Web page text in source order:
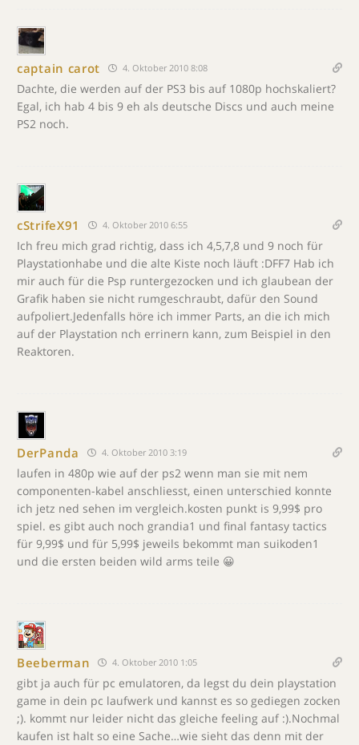
captain carot 4. Oktober 2010 8:08
Dachte, die werden auf der PS3 bis auf 1080p hochskaliert?
Egal, ich hab 4 bis 9 eh als deutsche Discs und auch meine
PS2 noch.
cStrifeX91 4. Oktober 2010 6:55
Ich freu mich grad richtig, dass ich 4,5,7,8 und 9 noch für
Playstationhabe und die alte Kiste noch läuft :DFF7 Hab ich
mir auch für die Psp runtergezocken und ich glaubean der
Grafik haben sie nicht rumgeschraubt, dafür den Sound
aufpoliert.Jedenfalls höre ich immer Parts, an die ich mich
auf der Playstation nch errinern kann, zum Beispiel in den
Reaktoren.
DerPanda 4. Oktober 2010 3:19
laufen in 480p wie auf der ps2 wenn man sie mit nem
componenten-kabel anschliesst, einen unterschied konnte
ich jetz ned sehen im vergleich.kosten punkt is 9,99$ pro
spiel. es gibt auch noch grandia1 und final fantasy tactics
für 9,99$ und für 5,99$ jeweils bekommt man suikoden1
und die ersten beiden wild arms teile 😀
Beeberman 4. Oktober 2010 1:05
gibt ja auch für pc emulatoren, da legst du dein playstation
game in dein pc laufwerk und kannst es so gediegen zocken
;). kommt nur leider nicht das gleiche feeling auf :).Nochmal
kaufen ist halt so eine Sache…wie sieht das denn mit der